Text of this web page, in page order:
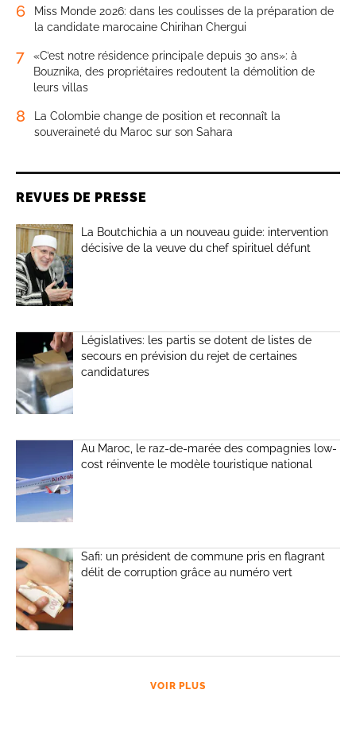
6
Miss Monde 2026: dans les coulisses de la préparation de
la candidate marocaine Chirihan Chergui
7
«C’est notre résidence principale depuis 30 ans»: à
Bouznika, des propriétaires redoutent la démolition de
leurs villas
8
La Colombie change de position et reconnaît la
souveraineté du Maroc sur son Sahara
REVUES DE PRESSE
La Boutchichia a un nouveau guide: intervention
décisive de la veuve du chef spirituel défunt
Législatives: les partis se dotent de listes de
secours en prévision du rejet de certaines
candidatures
Au Maroc, le raz-de-marée des compagnies low-
cost réinvente le modèle touristique national
Safi: un président de commune pris en flagrant
délit de corruption grâce au numéro vert
VOIR PLUS